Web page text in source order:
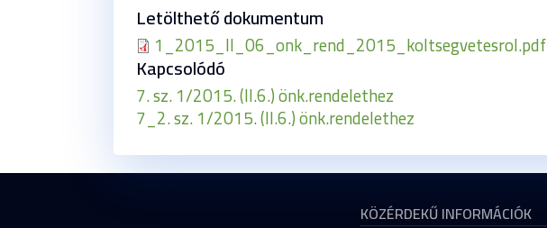
Letölthető dokumentum
1_2015_II_06_onk_rend_2015_koltsegvetesrol.pdf
Kapcsolódó
7. sz. 1/2015. (II.6.) önk.rendelethez
7_2. sz. 1/2015. (II.6.) önk.rendelethez
KÖZÉRDEKŰ INFORMÁCIÓK